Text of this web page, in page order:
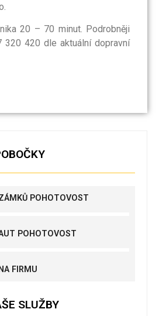
20 – 70 minut. Podrobněji
320 420 dle aktuální dopravní
POHOTOVOST
POHOTOVOST
FIRMU
SLUŽBY